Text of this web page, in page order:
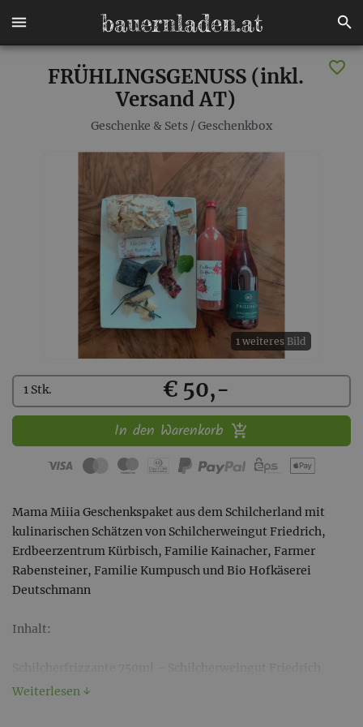
FRÜHLINGSGENUSS (inkl.
Versand AT)
Geschenke & Sets / Geschenkbox
1 weiteres Bild
Kaufen
1 Stk. € 50,-
In den Warenkorb
Mama Miiia Geschenkspaket aus dem Schilcherland mit
kulinarischen Schätzen von Schilcherweingut Friedrich,
Erdbeerzentrum Kürbisch, Familie Kainacher, Farmer
Rabensteiner, Familie Kumpusch und Bio Hofkäserei
Deutschmann
Inhalt:
Erdbeernektar 700ml – Erdbeerzentrum Kürbisch
Weiterlesen ↓